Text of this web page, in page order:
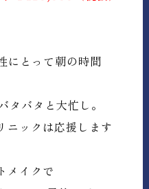
とって朝の時間
タバタと大忙し。
ニックは応援します
メイクで